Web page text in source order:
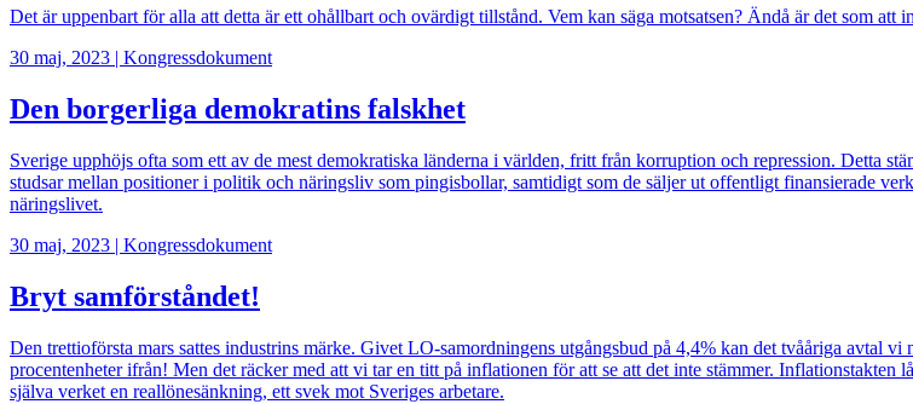
Det är uppenbart för alla att detta är ett ohållbart och ovärdigt tillstånd. Vem kan säga motsatsen? Ändå är det som
30 maj, 2023
Kongressdokument
Den borgerliga demokratins falskhet
Sverige upphöjs ofta som ett av de mest demokratiska länderna i världen, fritt från korruption och repression. Detta
studsar mellan positioner i politik och näringsliv som pingisbollar, samtidigt som de säljer ut offentligt finansierade
näringslivet.
30 maj, 2023 | Kongressdokument
Bryt samförståndet!
Den trettioförsta mars sattes industrins märke. Givet LO-samordningens utgångsbud på 4,4% kan det tvååriga avtal
procentenheter ifrån! Men det räcker med att vi tar en titt på inflationen för att se att det inte stämmer.
själva verket en reallönesänkning, ett svek mot Sveriges arbetare.